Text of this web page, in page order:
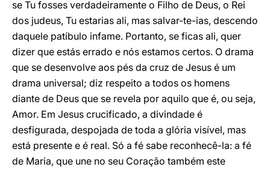
se Tu fosses verdadeiramente o Filho de Deus, o Rei
dos judeus, Tu estarias ali, mas salvar-te-ias, descendo
daquele patíbulo infame. Portanto, se ficas ali, quer
dizer que estás errado e nós estamos certos. O drama
que se desenvolve aos pés da cruz de Jesus é um
drama universal; diz respeito a todos os homens
diante de Deus que se revela por aquilo que é, ou seja,
Amor. Em Jesus crucificado, a divindade é
desfigurada, despojada de toda a glória visível, mas
está presente e é real. Só a fé sabe reconhecê-la: a fé
de Maria, que une no seu Coração também este